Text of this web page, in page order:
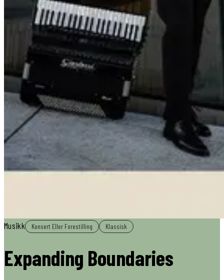
Musikk Konsert Eller Forestilling Klassisk
Expanding Boundaries